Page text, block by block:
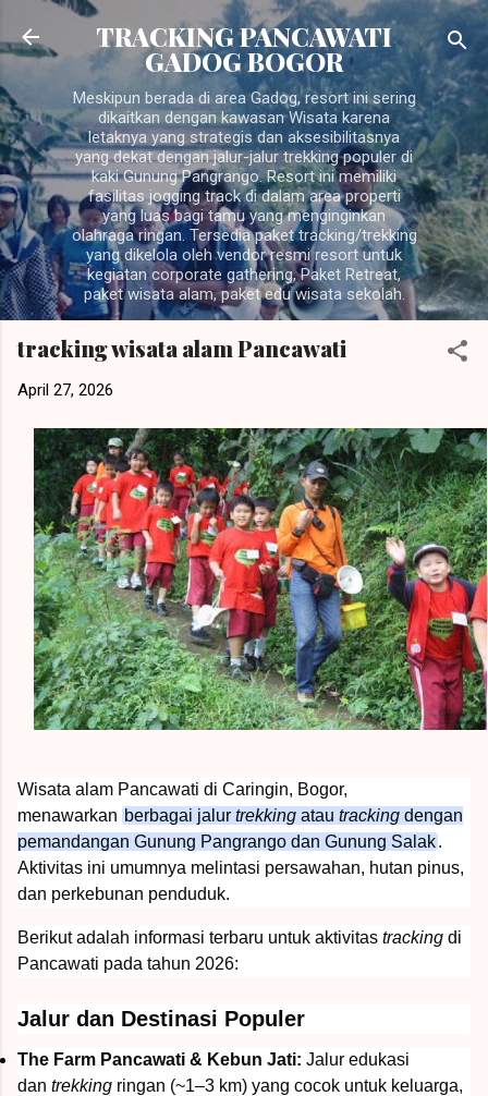
Langsung ke konten utama
TRACKING PANCAWATI
GADOG BOGOR
Meskipun berada di area Gadog, resort ini sering
dikaitkan dengan kawasan Wisata karena
letaknya yang strategis dan aksesibilitasnya
yang dekat dengan jalur-jalur trekking populer di
kaki Gunung Pangrango. Resort ini memiliki
fasilitas jogging track di dalam area properti
yang luas bagi tamu yang menginginkan
olahraga ringan. Tersedia paket tracking/trekking
yang dikelola oleh vendor resmi resort untuk
kegiatan corporate gathering, Paket Retreat,
paket wisata alam, paket edu wisata sekolah.
tracking wisata alam Pancawati
April 27, 2026
Wisata alam Pancawati di Caringin, Bogor,
menawarkan berbagai jalur trekking atau tracking dengan
pemandangan Gunung Pangrango dan Gunung Salak.
Aktivitas ini umumnya melintasi persawahan, hutan pinus,
dan perkebunan penduduk.
Berikut adalah informasi terbaru untuk aktivitas tracking di
Pancawati pada tahun 2026:
Jalur dan Destinasi Populer
The Farm Pancawati & Kebun Jati: Jalur edukasi
dan trekking ringan (~1–3 km) yang cocok untuk keluarga,